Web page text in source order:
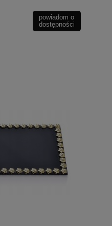
powiadom o
dostępności